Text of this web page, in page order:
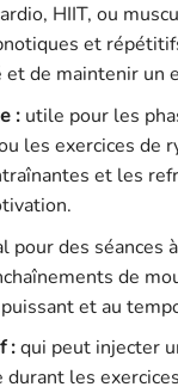
HIIT, ou
et
et de maintenir un
:utile pour les
les exercices de
et les
pour des séances
de
et au
:qui peut injecter
les